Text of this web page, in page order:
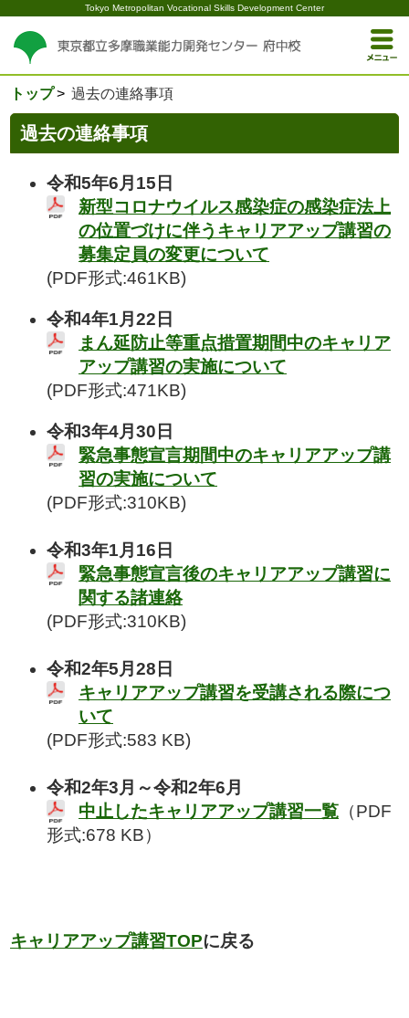
Tokyo Metropolitan Vocational Skills Development Center
トップ 過去の連絡事項
過去の連絡事項
令和5年6月15日
新型コロナウイルス感染症の感染症法上
の位置づけに伴うキャリアアップ講習の
募集定員の変更について
(PDF形式:461KB)
令和4年1月22日
まん延防止等重点措置期間中のキャリア
アップ講習の実施について
(PDF形式:471KB)
令和3年4月30日
緊急事態宣言期間中のキャリアアップ講
習の実施について
(PDF形式:310KB)
令和3年1月16日
緊急事態宣言後のキャリアアップ講習に
関する諸連絡
(PDF形式:310KB)
令和2年5月28日
キャリアアップ講習を受講される際につ
いて
(PDF形式:583 KB)
令和2年3月～令和2年6月
中止したキャリアアップ講習一覧 （PDF
形式:678 KB）
キャリアアップ講習TOPに戻る